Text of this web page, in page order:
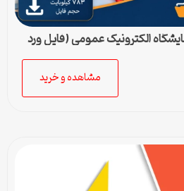
الکترونیک عمومی (فایل ورد
مشاهده و خرید